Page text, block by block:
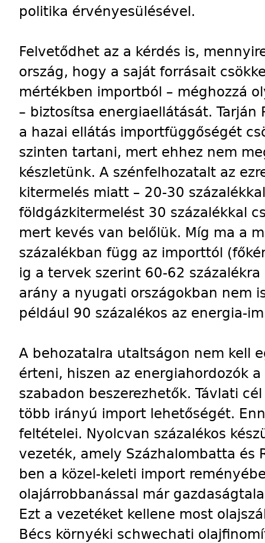
politika érvényesülésével.
Felvetődhet az a kérdés is,
ország, hogy a saját forrásait
mértékben importból – méghozzá
– biztosítsa energiaellátását.
a hazai ellátás importfüggőségét
szinten tartani, mert ehhez nem
készletünk. A szénfelhozatalt az
kitermelés miatt – 20-30
földgázkitermelést 30 százalékkal
mert kevés van belőlük. Míg ma a
százalékban függ az importtól
ig a tervek szerint 60-62
arány a nyugati országokban nem
például 90 százalékos az energia-
A behozatalra utaltságon nem kell
érteni, hiszen az energiahordozók
szabadon beszerezhetők. Távlati
több irányú import lehetőségét.
feltételei. Nyolcvan százalékos
vezeték, amely Százhalombatta és
ben a közel-keleti import
olajárrobbanással már
Ezt a vezetéket kellene most
Bécs környéki schwechati